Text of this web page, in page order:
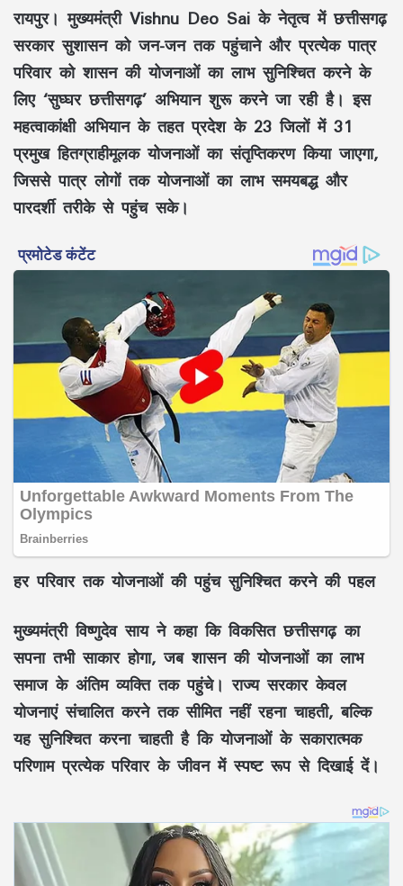
रायपुर। मुख्यमंत्री Vishnu Deo Sai के नेतृत्व में छत्तीसगढ़
सरकार सुशासन को जन-जन तक पहुंचाने और प्रत्येक पात्र
परिवार को शासन की योजनाओं का लाभ सुनिश्चित करने के
लिए ‘सुघ्घर छत्तीसगढ़’ अभियान शुरू करने जा रही है। इस
महत्वाकांक्षी अभियान के तहत प्रदेश के 23 जिलों में 31
प्रमुख हितग्राहीमूलक योजनाओं का संतृप्तिकरण किया जाएगा,
जिससे पात्र लोगों तक योजनाओं का लाभ समयबद्ध और
पारदर्शी तरीके से पहुंच सके।
हर परिवार तक योजनाओं की पहुंच सुनिश्चित करने की पहल
मुख्यमंत्री विष्णुदेव साय ने कहा कि विकसित छत्तीसगढ़ का
सपना तभी साकार होगा, जब शासन की योजनाओं का लाभ
समाज के अंतिम व्यक्ति तक पहुंचे। राज्य सरकार केवल
योजनाएं संचालित करने तक सीमित नहीं रहना चाहती, बल्कि
यह सुनिश्चित करना चाहती है कि योजनाओं के सकारात्मक
परिणाम प्रत्येक परिवार के जीवन में स्पष्ट रूप से दिखाई दें।